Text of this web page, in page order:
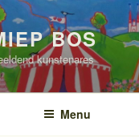
BOS
kunstenares
Menu